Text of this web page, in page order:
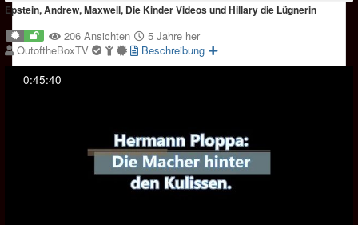
Epstein, Andrew, Maxwell, Die Kinder Videos und Hillary die Lügnerin
206 Ansichten
5 Jahre her
OutoftheBoxTV
Beschreibung
0:45:40